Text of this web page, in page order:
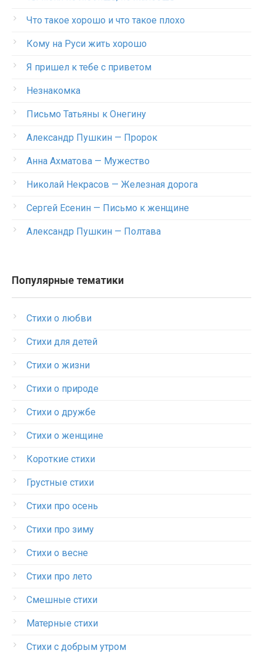
Что такое хорошо и что такое плохо
Кому на Руси жить хорошо
Я пришел к тебе с приветом
Незнакомка
Письмо Татьяны к Онегину
Александр Пушкин — Пророк
Анна Ахматова — Мужество
Николай Некрасов — Железная дорога
Сергей Есенин — Письмо к женщине
Александр Пушкин — Полтава
Популярные тематики
Стихи о любви
Стихи для детей
Стихи о жизни
Стихи о природе
Стихи о дружбе
Стихи о женщине
Короткие стихи
Грустные стихи
Стихи про осень
Стихи про зиму
Стихи о весне
Стихи про лето
Смешные стихи
Матерные стихи
Стихи с добрым утром